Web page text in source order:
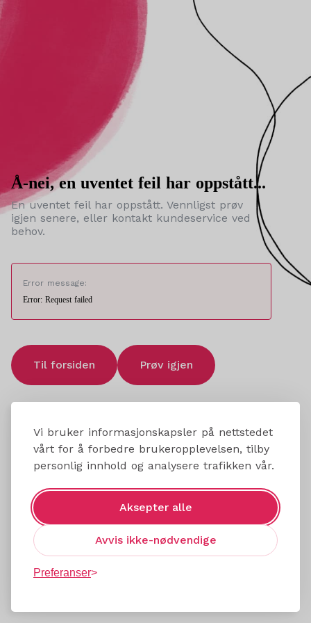
Vi bruker informasjonskapsler på nettstedet
vårt for å forbedre brukeropplevelsen, tilby
personlig innhold og analysere trafikken vår.
Aksepter alle
Avvis ikke-nødvendige
Preferanser
Å-nei, en uventet feil har oppstått...
En uventet feil har oppstått. Vennligst prøv
igjen senere, eller kontakt kundeservice ved
behov.
Error message:
Error: Request failed
Til forsiden Prøv igjen